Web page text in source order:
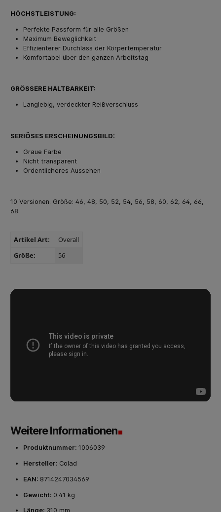
HÖCHSTLEISTUNG:
Perfekte Passform für alle Größen
Maximum Beweglichkeit
Effizienterer Durchlass der Körpertemperatur
Komfortabel über den ganzen Arbeitstag
GRÖSSERE HALTBARKEIT:
Langlebig, verdeckter Reißverschluss
SERIÖSES ERSCHEINUNGSBILD:
Graue Farbe
Nicht transparent
Ordentlicheres Aussehen
10 Versionen. Größe: 46, 48, 50, 52, 54, 56, 58, 60, 62, 64, 66,
68.
Artikel Art:
Overall
Größe:
56
Weitere Informationen
Produktnummer: 1006039
Hersteller: Colad
EAN: 8714247034569
Gewicht: 0.41 kg
Länge: 310 mm